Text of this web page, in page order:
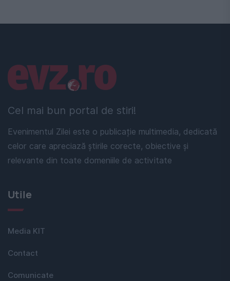
Cel mai bun portal de stiri!
Evenimentul Zilei este o publicație multimedia, dedicată
celor care apreciază știrile corecte, obiective și
relevante din toate domeniile de activitate
Linkuri utile
Utile
Media KIT
Contact
Comunicate